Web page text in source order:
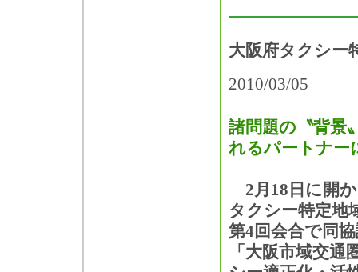
大阪府タクシー
2010/03/05
諸問題の〝背景
れるパートナー
2月18日に開
タクシー特定地
第4回会合で同
「大阪市域交